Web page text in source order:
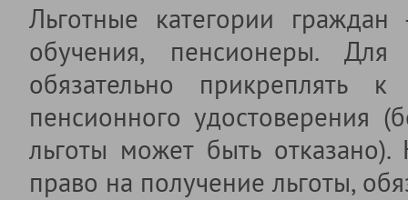
Льготные категории
обучения, пенсионеры. Для
обязательно прикреплять
пенсионного удостоверения
льготы может быть
право на получение льготы,